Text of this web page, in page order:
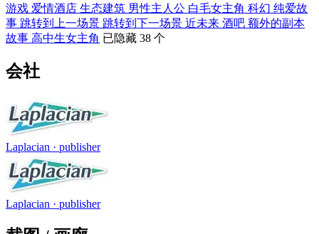
游戏 爱情酒店 生态建筑 男性主人公 白毛女主角 科幻 纯爱故
事 跳转到上一场景 跳转到下一场景 近未来 酒吧 额外的副本
故事 高中生女主角 已隐藏 38 个
会社
Laplacian · publisher
Laplacian · publisher